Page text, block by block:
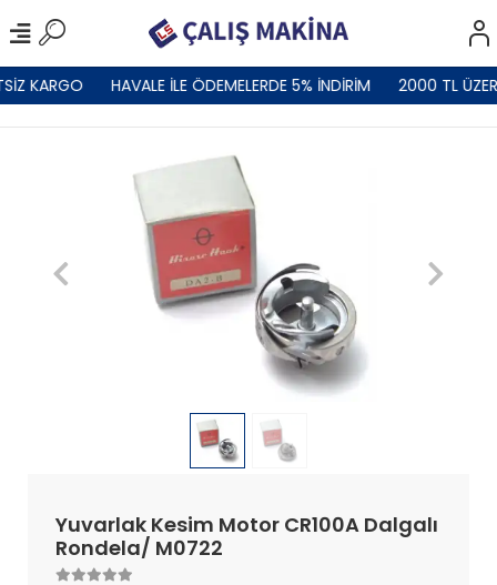
KARGO HAVALE İLE ÖDEMELERDE 5% İNDİRİM 2000 TL
Yuvarlak Kesim Motor CR100A Dalgalı
Rondela/ M0722